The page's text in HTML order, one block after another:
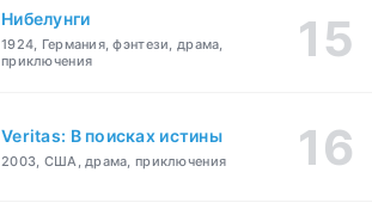
Нибелунги
1924, Германия, фэнтези, драма,
приключения
Veritas: В поисках истины
2003, США, драма, приключения